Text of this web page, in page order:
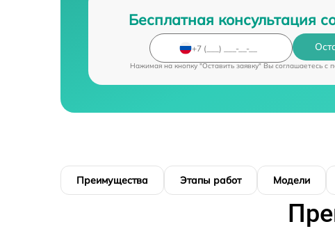
Бесплатная консультация
Нажимая на кнопку "Оставить заявку" Вы соглашаетесь c
Преимущества Этапы работ Модели